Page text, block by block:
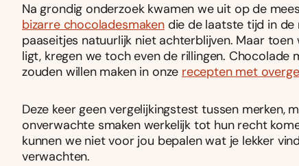
Na grondig onderzoek kwamen we uit op de
bizarre chocoladesmakendie de laatste tijd in de
paaseitjes natuurlijk niet achterblijven. Maar
ligt, kregen we toch even de rillingen.
zouden willen maken in onze recepten met
Deze keer geen vergelijkingstest tussen merken,
onverwachte smaken werkelijk tot hun recht
kunnen we niet voor jou bepalen wat je lekker
verwachten.